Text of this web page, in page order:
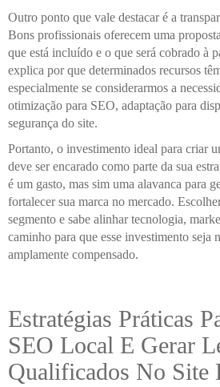
Outro ponto que vale destacar é a
Bons profissionais oferecem uma
que está incluído e o que será cobrado à
explica por que determinados recursos
especialmente se considerarmos a
otimização para SEO, adaptação para
segurança do site.
Portanto, o investimento ideal para criar
deve ser encarado como parte da sua
é um gasto, mas sim uma alavanca para
fortalecer sua marca no mercado.
segmento e sabe alinhar tecnologia,
caminho para que esse investimento seja
amplamente compensado.
Estratégias Práticas
SEO Local E Gerar
Qualificados No Site